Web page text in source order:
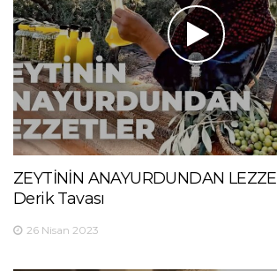
ZEYTİNİN ANAYURDUNDAN
Derik Tavası
26 Nisan 2023